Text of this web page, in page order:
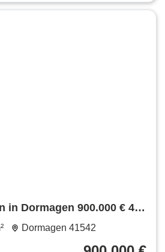
in Dormagen 900.000 € 488
Dormagen 41542